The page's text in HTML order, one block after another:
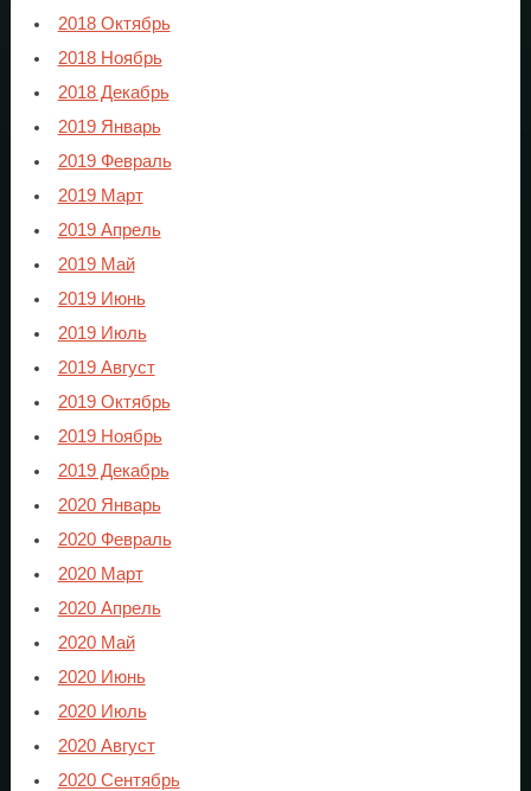
2018 Октябрь
2018 Ноябрь
2018 Декабрь
2019 Январь
2019 Февраль
2019 Март
2019 Апрель
2019 Май
2019 Июнь
2019 Июль
2019 Август
2019 Октябрь
2019 Ноябрь
2019 Декабрь
2020 Январь
2020 Февраль
2020 Март
2020 Апрель
2020 Май
2020 Июнь
2020 Июль
2020 Август
2020 Сентябрь